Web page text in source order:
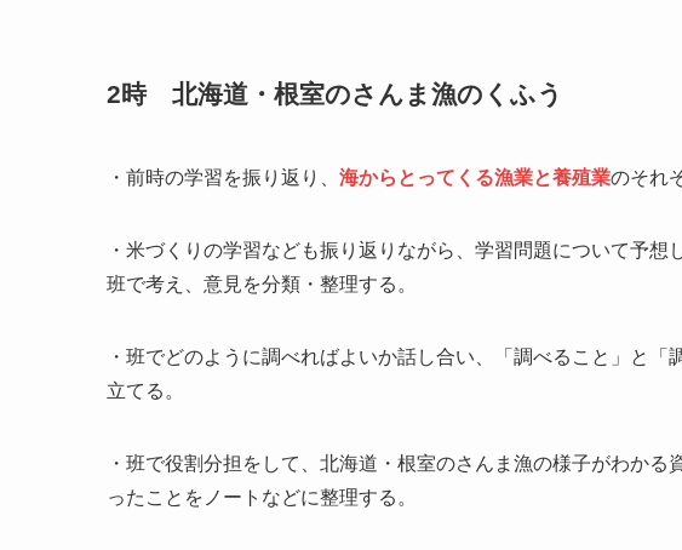
2時 北海道・根室のさんま漁のくふう
・前時の学習を振り返り、 海からとってくる漁業と養殖業のそれ
・米づくりの学習なども振り返りながら、学習問題について予
班で考え、意見を分類・整理する。
・班でどのように調べればよいか話し合い、「調べること」と
立てる。
・班で役割分担をして、北海道・根室のさんま漁の様子がわか
ったことをノートなどに整理する。